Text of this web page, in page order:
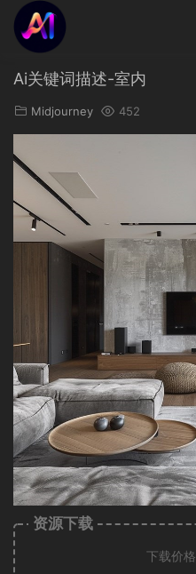
Ai关键词描述-室内
Midjourney 452
资源下载
下载价格